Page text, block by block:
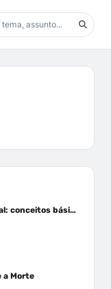
Intubação Orotraqueal: conceitos básicos
a Morte